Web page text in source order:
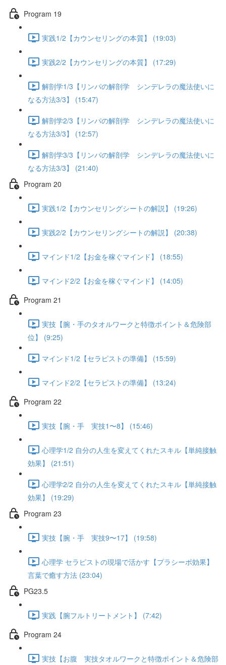
Program 19
実践1/2【カウンセリングの本質】 (19:03)
実践2/2【カウンセリングの本質】 (17:29)
解剖学1/3【リンパの解剖学 シンデレラの魔法使いに
なる方法3/3】 (15:47)
解剖学2/3【リンパの解剖学 シンデレラの魔法使いに
なる方法3/3】 (12:57)
解剖学3/3【リンパの解剖学 シンデレラの魔法使いに
なる方法3/3】 (21:40)
Program 20
実践1/2【カウンセリングシートの解説】 (19:26)
実践2/2【カウンセリングシートの解説】 (20:38)
マインド1/2【お金を稼ぐマインド】 (18:55)
マインド2/2【お金を稼ぐマインド】 (14:05)
Program 21
実技【腕・手のタオルワークと特徴ポイント＆危険部
位】 (9:25)
マインド1/2【セラピストの準備】 (15:59)
マインド2/2【セラピストの準備】 (13:24)
Program 22
実技【腕・手 実技1〜8】 (15:46)
心理学1/2 自分の人生を変えてくれたスキル【単純接触
効果】 (21:51)
心理学2/2 自分の人生を変えてくれたスキル【単純接触
効果】 (19:29)
Program 23
実技【腕・手 実技9〜17】 (19:58)
心理学 セラピストの現場で活かす【プラシーボ効果】
言葉で癒す方法 (23:04)
PG23.5
実践【腕フルトリートメント】 (7:42)
Program 24
実技【お腹 実技タオルワークと特徴ポイント＆危険部